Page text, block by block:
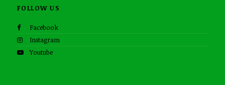
FOLLOW US
Facebook
Instagram
Youtube